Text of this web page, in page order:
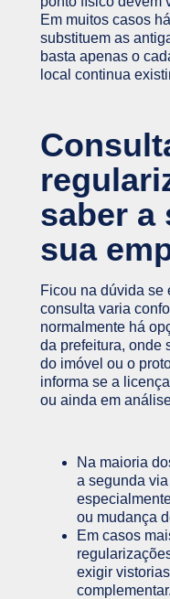
Em muitos casos
substituem as
basta apenas o
local continua
saber a
sua
Ficou na dúvida se
consulta varia
normalmente há
da prefeitura, onde
do imóvel ou o
informa se a
ou ainda em
Na maioria
a segunda
ou mudança
Em casos
exigir
complementar.